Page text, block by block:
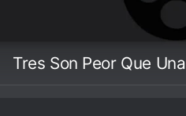
Tres Son Peor Que Una